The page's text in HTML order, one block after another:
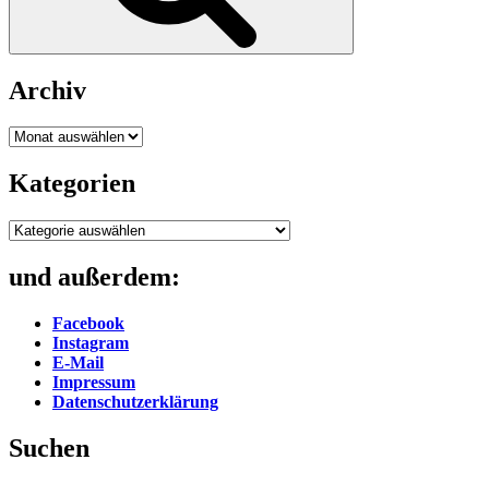
Archiv
Archiv
Kategorien
Kategorien
und außerdem:
Facebook
Instagram
E-Mail
Impressum
Datenschutzerklärung
Suchen